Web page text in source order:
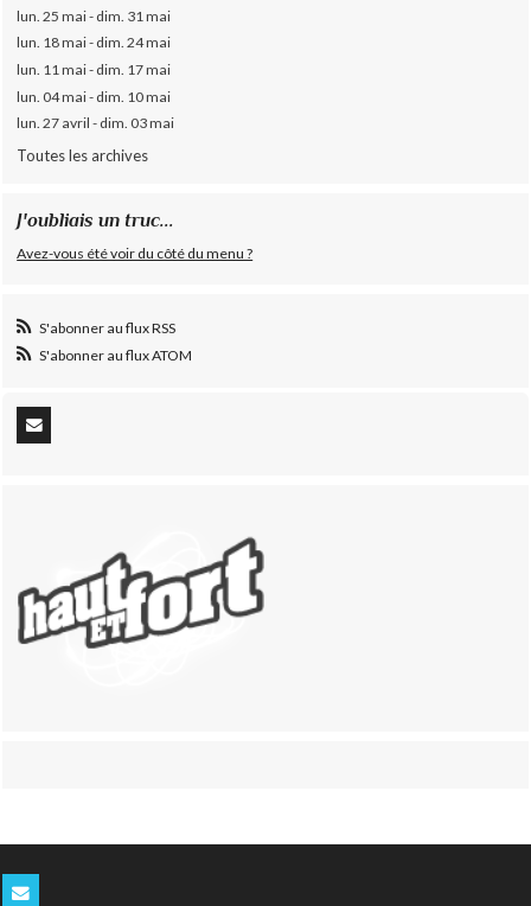
lun. 25 mai - dim. 31 mai
lun. 18 mai - dim. 24 mai
lun. 11 mai - dim. 17 mai
lun. 04 mai - dim. 10 mai
lun. 27 avril - dim. 03 mai
Toutes les archives
J'oubliais un truc...
Avez-vous été voir du côté du menu ?
S'abonner au flux RSS
S'abonner au flux ATOM